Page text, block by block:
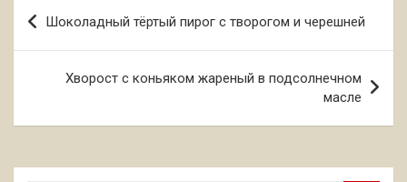
Навигация
по
записям
Шоколадный тёртый пирог с творогом и черешней
Хворост с коньяком жареный в подсолнечном
масле